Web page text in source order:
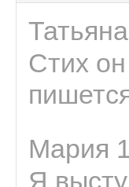
Стих
Мария
Я